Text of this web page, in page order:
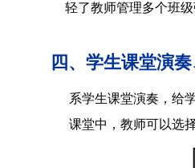
轻了教师管理多个班
系学生课堂演奏，给
课堂中，教师可以选
四、学生课堂演